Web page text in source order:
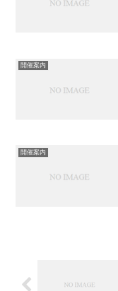
開催案内
開催案内